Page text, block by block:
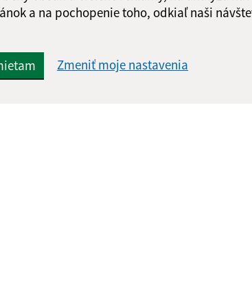
a na pochopenie toho, odkiaľ naši
Zmeniť moje nastavenia
správu